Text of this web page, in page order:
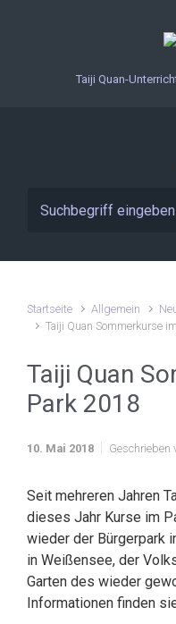
Taiji Quan-
Startseite Allgemein
Taiji Quan Sommerkurse
Taiji Quan
Park 2018
10. Mai 2018 Geschrieben
Seit mehreren Jahren
dieses Jahr Kurse im
wieder der Bürgerpark
in Weißensee, der
Garten des wieder
Informationen finden